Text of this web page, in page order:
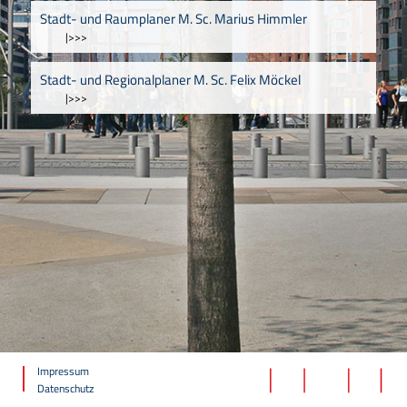
Stadt- und Raumplaner M. Sc. Marius Himmler
|>>>
Stadt- und Regionalplaner M. Sc. Felix Möckel
|>>>
Impressum
Datenschutz